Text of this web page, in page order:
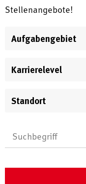
Stellenangebote!
Aufgabengebiet
Karrierelevel
Standort